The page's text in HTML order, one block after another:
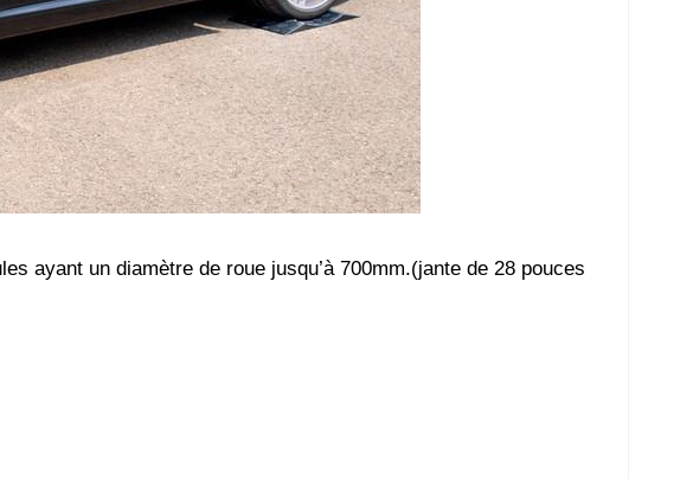
ayant un diamètre de roue jusqu’à 700mm.(jante de 28 pouces